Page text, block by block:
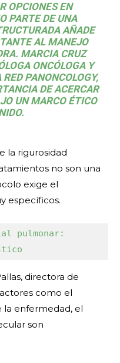
OPCIONES EN
PARTE DE UNA
AÑADE
AL MANEJO
MARCIA CRUZ
ONCÓLOGA Y
PANONCOLOGY,
DE ACERCAR
UN MARCO ÉTICO
la rigurosidad
no son una
exige el
específicos.
pulmonar:
directora de
como el
enfermedad, el
son